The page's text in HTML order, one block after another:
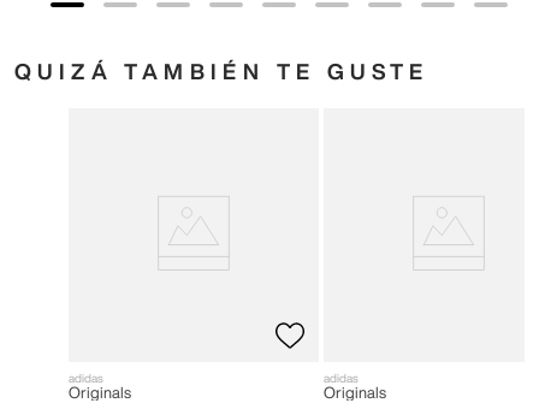
QUIZÁ TAMBIÉN TE GUSTE
adidas
Originals
adidas
Originals